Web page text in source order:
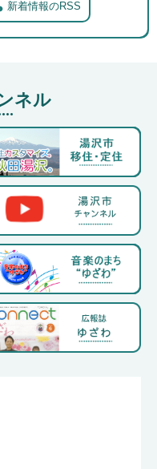
ンサート」
ター）について
ネル展」
況（令和8年7月時
新着情報のRSS
ネル